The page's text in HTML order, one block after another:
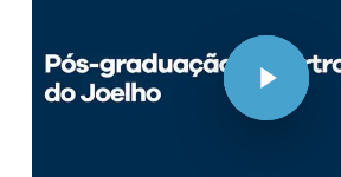
Play Video